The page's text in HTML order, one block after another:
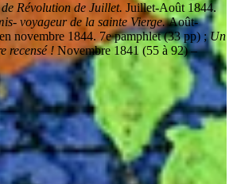
Révolution de Juillet. Juillet-Août 1844.
voyageur de la sainte Vierge.Août-
novembre 1844. 7e pamphlet (33 pp) ;Un
recensé ! Novembre 1841 (55 à 92) –